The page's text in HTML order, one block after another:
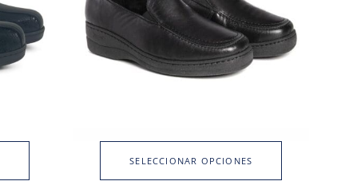
SELECCIONAR OPCIONES